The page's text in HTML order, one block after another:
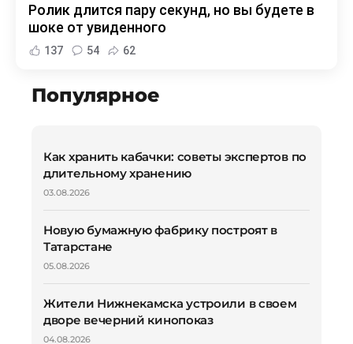
Ролик длится пару секунд, но вы будете в
шоке от увиденного
137 54 62
Популярное
Как хранить кабачки: советы экспертов по
длительному хранению
03.08.2026
Новую бумажную фабрику построят в
Татарстане
05.08.2026
Жители Нижнекамска устроили в своем
дворе вечерний кинопоказ
04.08.2026